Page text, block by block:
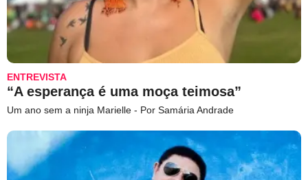
ENTREVISTA
“A esperança é uma moça teimosa”
Um ano sem a ninja Marielle - Por Samária Andrade